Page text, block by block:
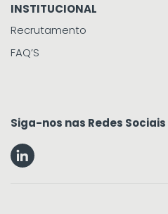
INSTITUCIONAL
Recrutamento
FAQ’S
Siga-nos nas Redes Sociais